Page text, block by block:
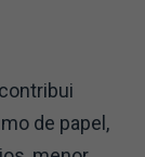
de papel,